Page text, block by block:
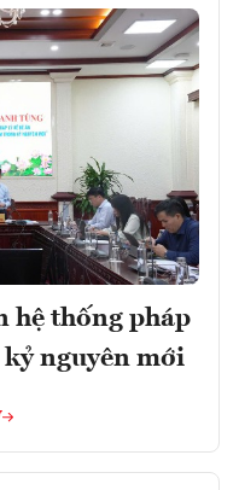
hệ thống pháp
nguyên mới